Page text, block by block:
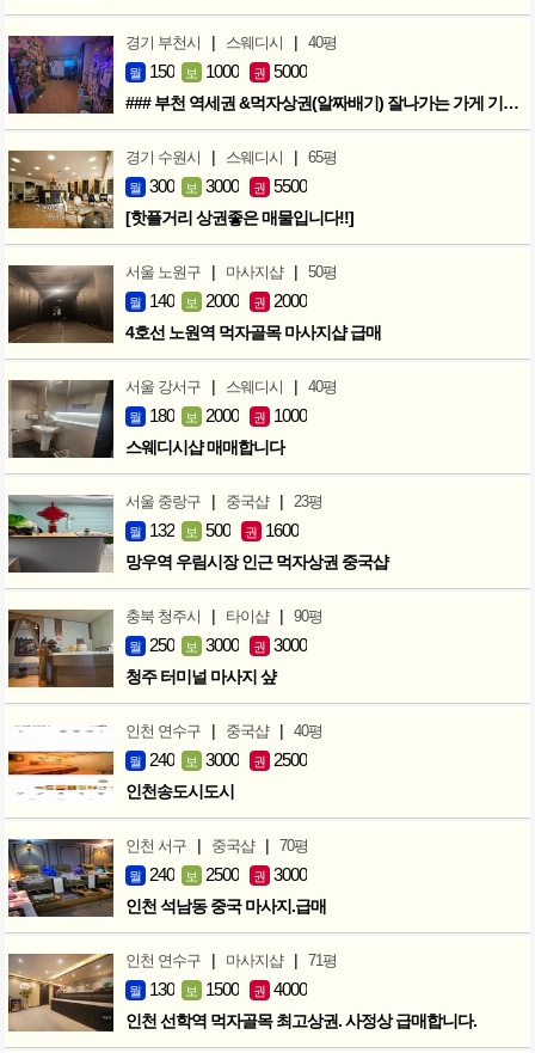
경기 부천시 | 스웨디시 | 40평
월 150 보 1000 권 5000
### 부천 역세권 &먹자상권(알짜배기) 잘나가는 가게 기회입니다 ###
경기 수원시 | 스웨디시 | 65평
월 300 보 3000 권 5500
[핫플거리 상권좋은 매물입니다!!]
서울 노원구 | 마사지샵 | 50평
월 140 보 2000 권 2000
4호선 노원역 먹자골목 마사지샵 급매
서울 강서구 | 스웨디시 | 40평
월 180 보 2000 권 1000
스웨디시샵 매매합니다
서울 중랑구 | 중국샵 | 23평
월 132 보 500 권 1600
망우역 우림시장 인근 먹자상권 중국샵
충북 청주시 | 타이샵 | 90평
월 250 보 3000 권 3000
청주 터미널 마사지 샾
인천 연수구 | 중국샵 | 40평
월 240 보 3000 권 2500
인천송도시도시
인천 서구 | 중국샵 | 70평
월 240 보 2500 권 3000
인천 석남동 중국 마사지.급매
인천 연수구 | 마사지샵 | 71평
월 130 보 1500 권 4000
인천 선학역 먹자골목 최고상권. 사정상 급매합니다.